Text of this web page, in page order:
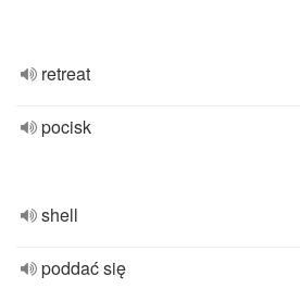
retreat
pocisk
shell
poddać się